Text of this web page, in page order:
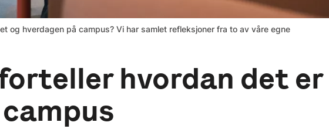
og hverdagen på campus? Vi har samlet refleksjoner fra to av våre egne
hvordan det er